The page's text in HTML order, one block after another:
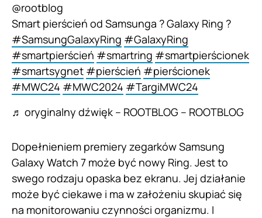
@rootblog
Smart pierścień od Samsunga ? Galaxy Ring ?
#SamsungGalaxyRing #GalaxyRing
#smartpierścień #smartring #smartpierścionek
#smartsygnet #pierścień #pierścionek
#MWC24 #MWC2024 #TargiMWC24
♬ oryginalny dźwięk – ROOTBLOG – ROOTBLOG
Dopełnieniem premiery zegarków Samsung
Galaxy Watch 7 może być nowy Ring. Jest to
swego rodzaju opaska bez ekranu. Jej działanie
może być ciekawe i ma w założeniu skupiać się
na monitorowaniu czynności organizmu. I